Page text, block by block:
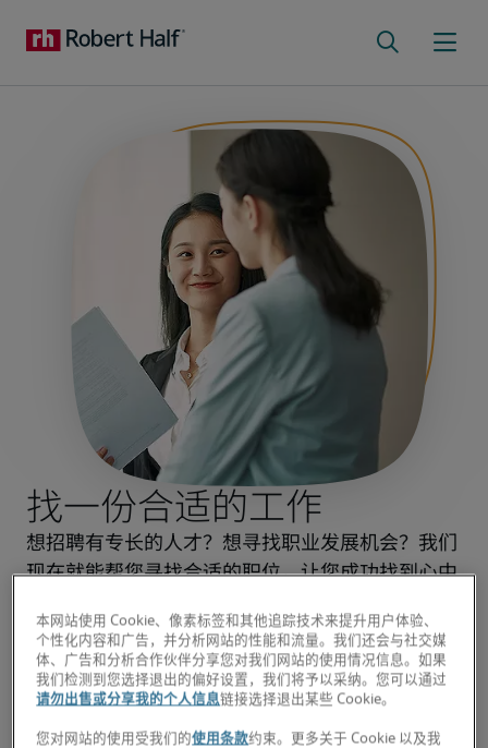
找一份合适的工作
想招聘有专长的人才？想寻找职业发展机会？我们
现在就能帮您寻找合适的职位，让您成功找到心中
寻找您的下一位员工
本网站使用 Cookie、像素标签和其他追踪技术来提升用户体验、
个性化内容和广告，并分析网站的性能和流量。我们还会与社交媒
体、广告和分析合作伙伴分享您对我们网站的使用情况信息。如果
我们检测到您选择退出的偏好设置，我们将予以采纳。您可以通过
请勿出售或分享我的个人信息链接选择退出某些 Cookie。
您对网站的使用受我们的使用条款约束。更多关于 Cookie 以及我